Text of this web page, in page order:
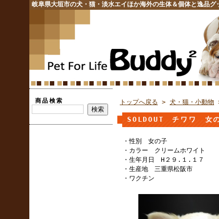
岐阜県大垣市の犬・猫・淡水エイほか海外の生体＆個体と逸品グ
商品検索 トップへ戻る > 犬・猫・小動物
SOLDOUT チワワ 女
・性別 女の子
・カラー クリームホワイト
・生年月日 H２９.１.１７
・生産地 三重県松阪市
・ワクチン